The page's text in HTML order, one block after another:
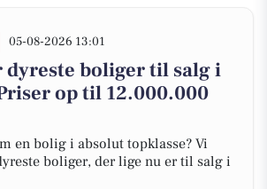
05-08-2026 13:01
dyreste boliger til salg i
op til 12.000.000
en bolig i absolut topklasse? Vi
boliger, der lige nu er til salg i